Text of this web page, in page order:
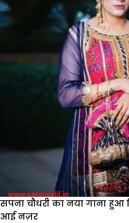
सपना चौधरी का नया गाना हुआ
आई नज़र